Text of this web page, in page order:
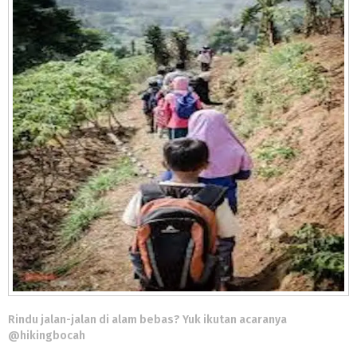
Rindu jalan-jalan di alam bebas? Yuk ikutan acaranya
@hikingbocah